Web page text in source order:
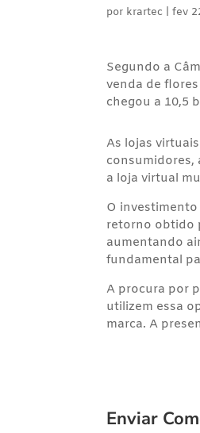
por krartec |fev
Segundo a
venda de
chegou a 10,5
As lojas
consumidores,
a loja virtual
O
retorno obtido
aumentando
fundamental
A procura por
utilizem essa
marca. A
Enviar